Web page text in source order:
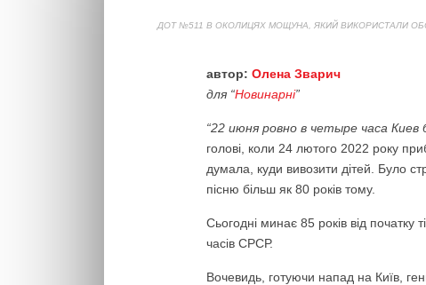
ДОТ №511 В ОКОЛИЦЯХ МОЩУНА, ЯКИЙ ВИКОРИСТАЛИ
автор: Олена Зварич
для “Новинарні”
“22 июня ровно в четыре часа Киев
голові, коли 24 лютого 2022 року
думала, куди вивозити дітей. Було
пісню більш як 80 років тому.
Сьогодні минає 85 років від початку
часів СРСР.
Вочевидь, готуючи напад на Київ,